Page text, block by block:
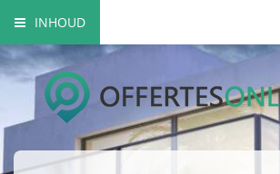
INHOUD
Wat is domotica?
Voordelen van domotica
Domotica toepassingen